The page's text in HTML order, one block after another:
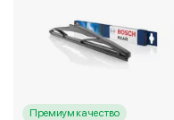
Премиум качество